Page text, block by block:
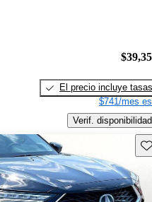
El precio incluye tasas
$741/mes
Verif. disponibilidad